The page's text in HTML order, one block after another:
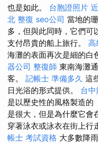
也是如此。 台胞證照片
北 整復 seo公司 當地的
多，但與此同時，它們可
支付昂貴的船上旅行。 高
海灘的表面再次是細的白
器公司 整復師 東南海灘
客。 記帳士 準備多久 這
日光浴的形式提供。 台
是以歷史性的風格製造的
是很大，但是為什麼它會
穿著泳衣或泳衣在街上行
帳士 考試資格 大多數降